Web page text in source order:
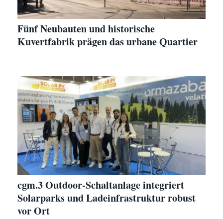
Fünf Neubauten und historische
Kuvertfabrik prägen das urbane Quartier
cgm.3 Outdoor-Schaltanlage integriert
Solarparks und Ladeinfrastruktur robust
vor Ort